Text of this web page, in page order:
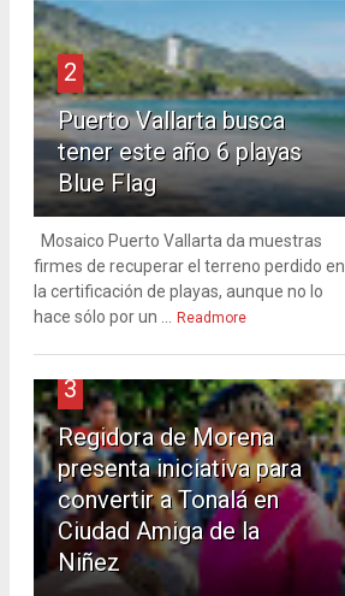
2
Puerto Vallarta busca
tener este año 6 playas
Blue Flag
Mosaico Puerto Vallarta da muestras
firmes de recuperar el terreno perdido en
la certificación de playas, aunque no lo
hace sólo por un ...
Readmore
3
Regidora de Morena
presenta iniciativa para
convertir a Tonalá en
Ciudad Amiga de la
Niñez